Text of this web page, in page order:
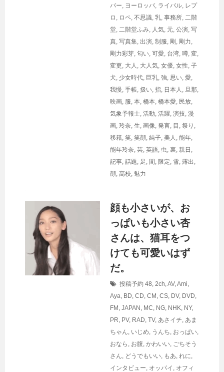
バー, ヨーロッパ, ライバル, レプ
ロ , ロペ, 不思議, 乳, 事務所, 二階
堂, 二階堂ふみ, 人気, 元, 公演, 写
真, 写真集, 出演, 制服, 剛 , 剛力,
剛力彩芽, 匂い, 可愛, 台湾, 噂, 変,
変更, 大人 , 大人気, 女優, 女性, 子
犬, 少女時代, 巨乳, 強, 思い, 愛,
我慢, 手帳, 扱い, 指, 日本人 , 旦那,
映画, 服, 本, 橋本, 橋本愛, 民放,
気象予報士, 活動, 活躍, 演技, 漫
画, 玲奈, 生, 画像, 発言, 目 , 祭り ,
移籍, 笑, 笑顔, 純子, 美人 , 能年,
能年玲奈, 芸, 英語, 虫, 裏, 親日 ,
記事, 話題, 足 , 間 , 限定, 雪, 露出 ,
顔, 高校, 魅力
顔も小さいが、お
っぱいも小さい杏
さんは、猫耳をつ
けても可愛いはず
だ。
投稿予約 48, 2ch,AV,Ami,
Aya, BD, CD, CM , CS, DV, DVD,
FM , JAPAN , MC, NG, NHK, NY,
PR, PV, RAD, TV, あさイチ, あま
ちゃん, いじめ, うんち, おっぱい,
おなら , お腹, かわいい, ごちそう
さん, どうでもいい, もあ, れに,
インタビュー, オッパイ , オフィ